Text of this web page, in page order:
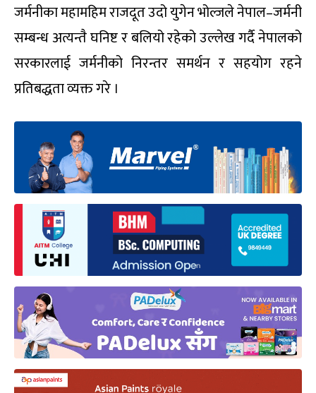
जर्मनीका महामहिम राजदूत उदो युगेन भोल्जले नेपाल–जर्मनी
सम्बन्ध अत्यन्तै घनिष्ट र बलियो रहेको उल्लेख गर्दै नेपालको
सरकारलाई जर्मनीको निरन्तर समर्थन र सहयोग रहने
प्रतिबद्धता व्यक्त गरे ।